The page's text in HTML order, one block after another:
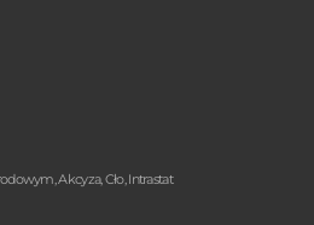
Akcyza, Cło, Intrastat